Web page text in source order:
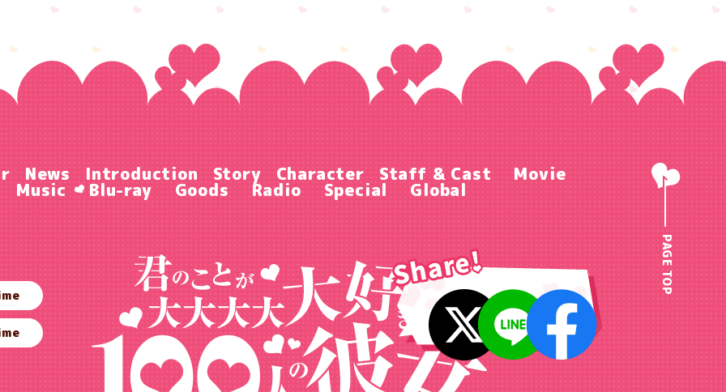
News Introduction Story Character Staff & Cast Movie
Music Blu-ray Goods Radio Special Global
PAGE TOP